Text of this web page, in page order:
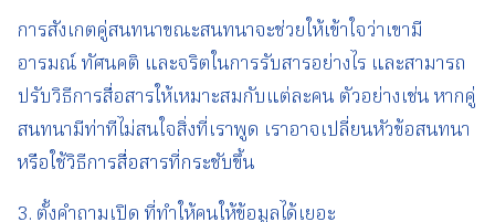
การสังเกตคู่สนทนาขณะสนทนาจะช่วยให้เข้าใจว่าเขามี
อารมณ์ ทัศนคติ และจริตในการรับสารอย่างไร และสามารถ
ปรับวิธีการสื่อสารให้เหมาะสมกับแต่ละคน ตัวอย่างเช่น หากคู่
สนทนามีท่าทีไม่สนใจสิ่งที่เราพูด เราอาจเปลี่ยนหัวข้อสนทนา
หรือใช้วิธีการสื่อสารที่กระชับขึ้น
3. ตั้งคำถามเปิด ที่ทำให้คนให้ข้อมูลได้เยอะ